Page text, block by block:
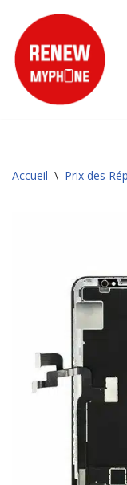
Aller
au
contenu
Accueil \ Prix des